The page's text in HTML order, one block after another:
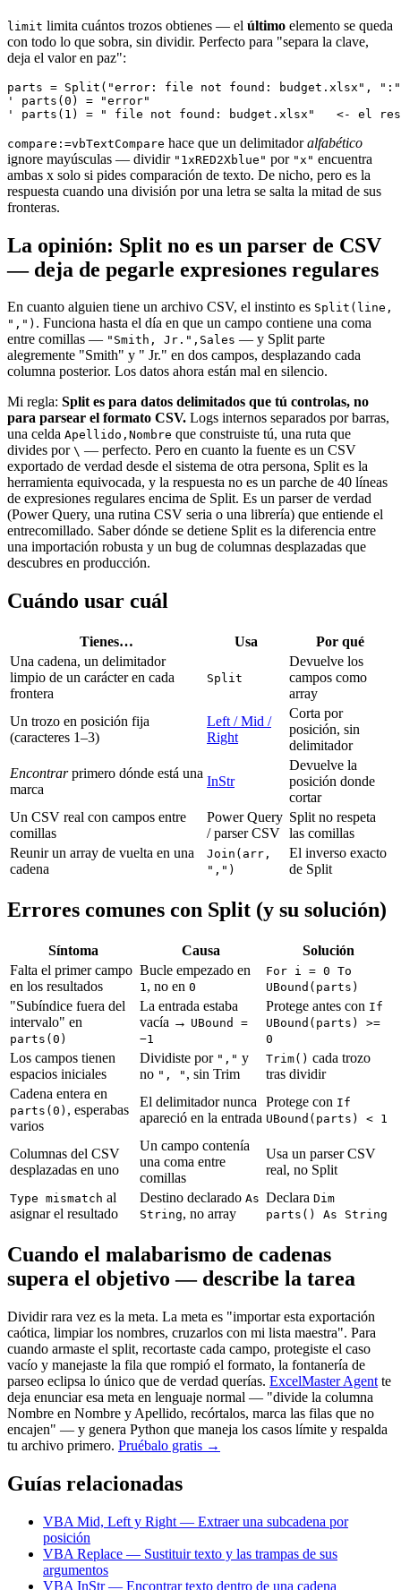
limit limita cuántos trozos obtienes — el último elemento se queda
con todo lo que sobra, sin dividir. Perfecto para "separa la clave,
deja el valor en paz":
parts = Split("error: file not found: budget.xlsx",
' parts(0) = "error"
compare:=vbTextCompare hace que un delimitadoralfabético
ignore mayúsculas — dividir "1xRED2Xblue" por "x" encuentra
ambas x solo si pides comparación de texto. De nicho, pero es la
respuesta cuando una división por una letra se salta la mitad de sus
fronteras.
La opinión: Split no es un parser de CSV
— deja de pegarle expresiones regulares
En cuanto alguien tiene un archivo CSV, el instinto es Split(line,
",") . Funciona hasta el día en que un campo contiene una coma
entre comillas — "Smith, Jr.",Sales — y Split parte
alegremente "Smith" y " Jr." en dos campos, desplazando cada
columna posterior. Los datos ahora están mal en silencio.
Mi regla: Split es para datos delimitados que tú controlas, no
para parsear el formato CSV. Logs internos separados por barras,
una celda Apellido,Nombre que construiste tú, una ruta que
divides por \ — perfecto. Pero en cuanto la fuente es un CSV
exportado de verdad desde el sistema de otra persona, Split es la
herramienta equivocada, y la respuesta no es un parche de 40 líneas
de expresiones regulares encima de Split. Es un parser de verdad
(Power Query, una rutina CSV seria o una librería) que entiende el
entrecomillado. Saber dónde se detiene Split es la diferencia entre
una importación robusta y un bug de columnas desplazadas que
descubres en producción.
Cuándo usar cuál
Tienes… Usa
Por qué
Una cadena, un delimitador
limpio de un carácter en cada
frontera
Split
Devuelve los
campos como
array
Un trozo en posición fija
(caracteres 1–3)
Left / Mid /
Right
Corta por
posición, sin
delimitador
Encontrarprimero dónde está una
marca
InStr
Devuelve la
posición donde
cortar
Un CSV real con campos entre
comillas
Power Query
/ parser CSV
Split no respeta
las comillas
Reunir un array de vuelta en una
cadena
Join(arr,
",")
El inverso exacto
de Split
Errores comunes con Split (y su solución)
Síntoma Causa
Solución
Falta el primer campo
en los resultados
Bucle empezado en
1, no en 0
For i = 0 To
UBound(parts)
"Subíndice fuera del
intervalo" en
parts(0)
La entrada estaba
vacía → UBound =
−1
Protege antes con If
UBound(parts) >=
0
Los campos tienen
espacios iniciales
Dividiste por "," y
no ", " , sin Trim
Trim() cada trozo
tras dividir
Cadena entera en
parts(0) , esperabas
varios
El delimitador nunca
apareció en la entrada
Protege con If
UBound(parts) < 1
Columnas del CSV
desplazadas en uno
Un campo contenía
una coma entre
comillas
Usa un parser CSV
real, no Split
Type mismatch al
asignar el resultado
Destino declarado As
String, no array
Declara Dim
parts() As String
Cuando el malabarismo de cadenas
supera el objetivo — describe la tarea
Dividir rara vez es la meta. La meta es "importar esta exportación
caótica, limpiar los nombres, cruzarlos con mi lista maestra". Para
cuando armaste el split, recortaste cada campo, protegiste el caso
vacío y manejaste la fila que rompió el formato, la fontanería de
parseo eclipsa lo único que de verdad querías. ExcelMaster Agent te
deja enunciar esa meta en lenguaje normal — "divide la columna
Nombre en Nombre y Apellido, recórtalos, marca las filas que no
encajen" — y genera Python que maneja los casos límite y respalda
tu archivo primero. Pruébalo gratis →
Guías relacionadas
VBA Mid, Left y Right — Extraer una subcadena por
posición
VBA Replace — Sustituir texto y las trampas de sus
argumentos
VBA InStr — Encontrar texto dentro de una cadena